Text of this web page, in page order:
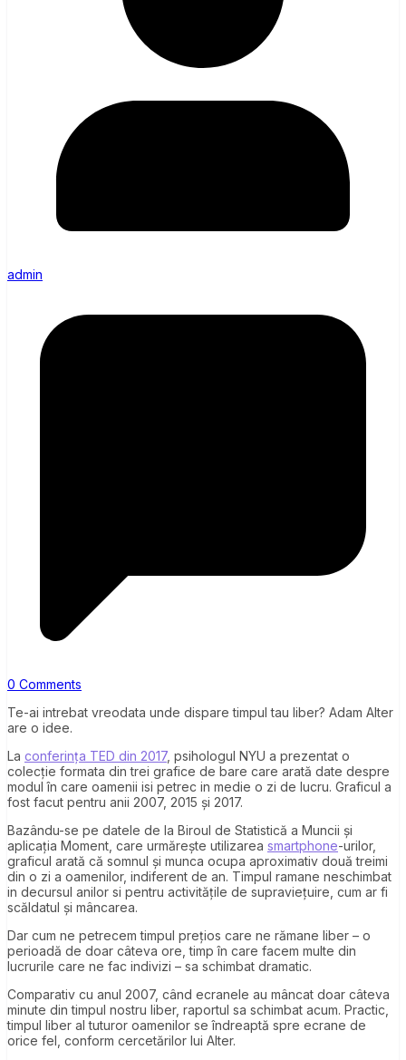
admin
0 Comments
Te-ai intrebat vreodata unde dispare timpul tau liber? Adam Alter
are o idee.
La conferința TED din 2017, psihologul NYU a prezentat o
colecție formata din trei grafice de bare care arată date despre
modul în care oamenii isi petrec in medie o zi de lucru. Graficul a
fost facut pentru anii 2007, 2015 și 2017.
Bazându-se pe datele de la Biroul de Statistică a Muncii și
aplicația Moment, care urmărește utilizarea smartphone-urilor,
graficul arată că somnul și munca ocupa aproximativ două treimi
din o zi a oamenilor, indiferent de an. Timpul ramane neschimbat
in decursul anilor si pentru activitățile de supraviețuire, cum ar fi
scăldatul și mâncarea.
Dar cum ne petrecem timpul prețios care ne rămane liber – o
perioadă de doar câteva ore, timp în care facem multe din
lucrurile care ne fac indivizi – sa schimbat dramatic.
Comparativ cu anul 2007, când ecranele au mâncat doar câteva
minute din timpul nostru liber, raportul sa schimbat acum. Practic,
timpul liber al tuturor oamenilor se îndreaptă spre ecrane de
orice fel, conform cercetărilor lui Alter.